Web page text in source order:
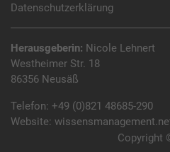
Datenschutzerklärung
Herausgeberin: Nicole Lehnert
Westheimer Str. 18
86356 Neusäß
Telefon: +49 (0)821 48685-290
Website:
Copyright